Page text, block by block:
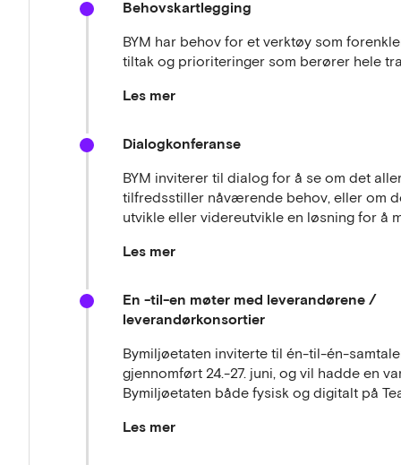
Behovskartlegging
BYM har behov for et verktøy som
tiltak og prioriteringer som berører hele
Les mer
som forbedrer og forenkler dagens
knyttet til innsamling, sammenstilling,
kilder. Videre er det behov for å kunne
og se hvilken effekt de har på
ved at verktøyet også er intuitivt og
enn ansatte i seksjon for Trafikkstyring og
samtidig kunne vise til kjente og
forenkle bruken av ulike datakilder for å gi
Dialogkonferanse
BYM inviterer til dialog for å se om det
tilfredsstiller nåværende behov, eller om
utvikle eller videreutvikle en løsning for å
Les mer
ønsker ikke ikke en statisk løsning, men et
teknologisk utvikling. De ser for seg at
som har liknende behov, derfor tenker
både nå og i fremtiden.
Dialognotat
Invitasjon til dialogkonferanse om
En -til-en møter med leverandørene /
leverandørkonsortier
Bymiljøetaten inviterte til én-til-én-
gjennomført 24.-27. juni, og vil hadde en
Bymiljøetaten både fysisk og digitalt på
Les mer